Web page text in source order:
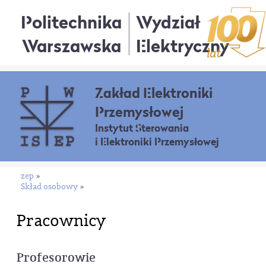
Politechnika
Warszawska
Wydział
Elektryczny
Zakład Elektroniki
Przemysłowej
Instytut Sterowania
i Elektroniki Przemysłowej
zep »
Skład osobowy »
Pracownicy
Profesorowie